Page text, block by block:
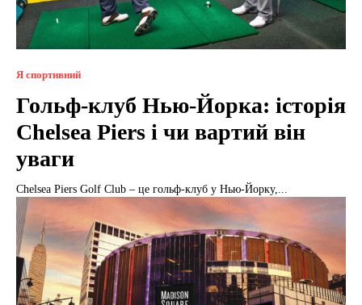
Я спортивний
Гольф-клуб Нью-Йорка: історія
Chelsea Piers і чи вартий він
уваги
Chelsea Piers Golf Club – це гольф-клуб у Нью-Йорку,...